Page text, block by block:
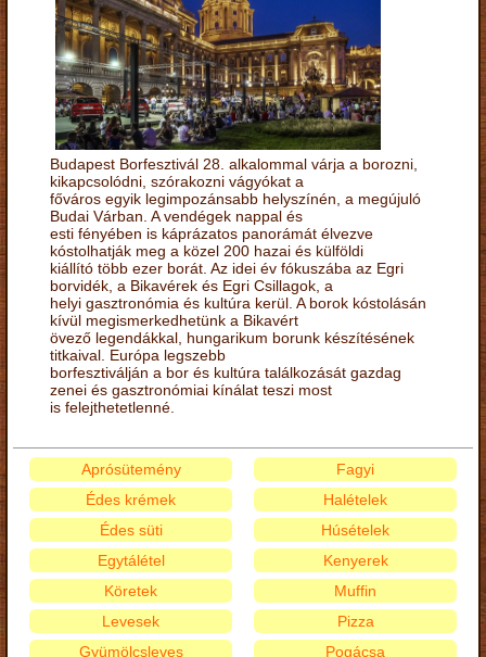
Budapest Borfesztivál 28. alkalommal várja a borozni,
kikapcsolódni, szórakozni vágyókat a
főváros egyik legimpozánsabb helyszínén, a megújuló
Budai Várban. A vendégek nappal és
esti fényében is káprázatos panorámát élvezve
kóstolhatják meg a közel 200 hazai és külföldi
kiállító több ezer borát. Az idei év fókuszába az Egri
borvidék, a Bikavérek és Egri Csillagok, a
helyi gasztronómia és kultúra kerül. A borok kóstolásán
kívül megismerkedhetünk a Bikavért
övező legendákkal, hungarikum borunk készítésének
titkaival. Európa legszebb
borfesztiválján a bor és kultúra találkozását gazdag
zenei és gasztronómiai kínálat teszi most
is felejthetetlenné.
Aprósütemény
Édes krémek
Édes süti
Egytálétel
Fagyi
Halételek
Húsételek
Kenyerek
Köretek
Levesek
Gyümölcsleves
Muffin
Pizza
Pogácsa